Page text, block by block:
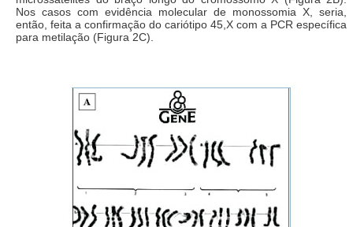
Nos casos com evidência molecular de monossomia X, seria,
então, feita a confirmação do cariótipo 45,X com a PCR específica
para metilação (Figura 2C).